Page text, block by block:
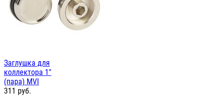
Заглушка для
коллектора 1"
(пара) MVI
311 руб.